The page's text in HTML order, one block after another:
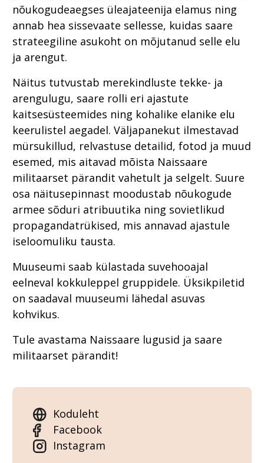
nõukogudeaegses üleajateenija elamus ning
annab hea sissevaate sellesse, kuidas saare
strateegiline asukoht on mõjutanud selle elu
ja arengut.
Näitus tutvustab merekindluste tekke- ja
arengulugu, saare rolli eri ajastute
kaitsesüsteemides ning kohalike elanike elu
keerulistel aegadel. Väljapanekut ilmestavad
mürsukillud, relvastuse detailid, fotod ja muud
esemed, mis aitavad mõista Naissaare
militaarset pärandit vahetult ja selgelt. Suure
osa näitusepinnast moodustab nõukogude
armee sõduri atribuutika ning sovietlikud
propagandatrükised, mis annavad ajastule
iseloomuliku tausta.
Muuseumi saab külastada suvehooajal
eelneval kokkuleppel gruppidele. Üksikpiletid
on saadaval muuseumi lähedal asuvas
kohvikus.
Tule avastama Naissaare lugusid ja saare
militaarset pärandit!
Koduleht
Facebook
Instagram